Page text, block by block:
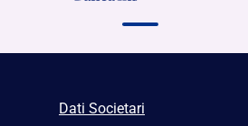
Dati Societari